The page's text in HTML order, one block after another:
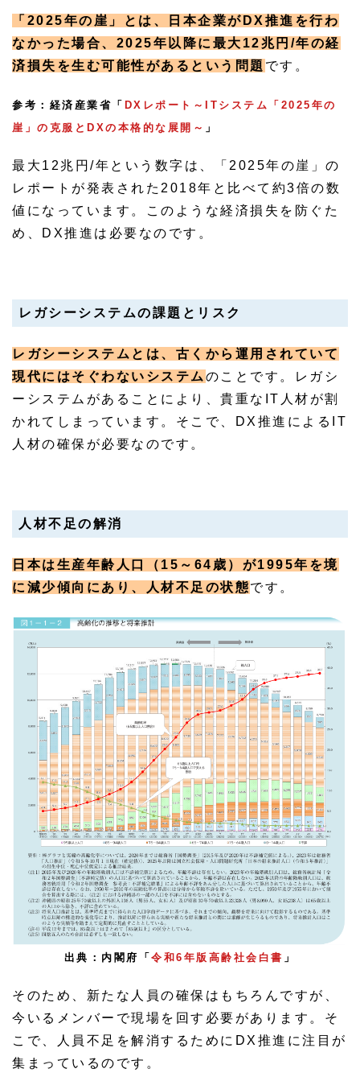
「2025年の崖」とは、日本企業がDX推進を行わ
なかった場合、2025年以降に最大12兆円/年の経
済損失を生む可能性があるという問題 です。
参考：経済産業省「 DXレポート～ITシステム「2025年の
崖」の克服とDXの本格的な展開～ 」
最大12兆円/年という数字は、「2025年の崖」の
レポートが発表された2018年と比べて約3倍の数
値になっています。このような経済損失を防ぐた
め、DX推進は必要なのです。
レガシーシステムの課題とリスク
レガシーシステムとは、古くから運用されていて
現代にはそぐわないシステム のことです。レガシ
ーシステムがあることにより、貴重なIT人材が割
かれてしまっています。そこで、DX推進によるIT
人材の確保が必要なのです。
人材不足の解消
日本は生産年齢人口（15～64歳）が1995年を境
に減少傾向にあり、人材不足の状態です。
出典：内閣府「令和6年版高齢社会白書 」
そのため、新たな人員の確保はもちろんですが、
今いるメンバーで現場を回す必要があります。そ
こで、人員不足を解消するためにDX推進に注目が
集まっているのです。